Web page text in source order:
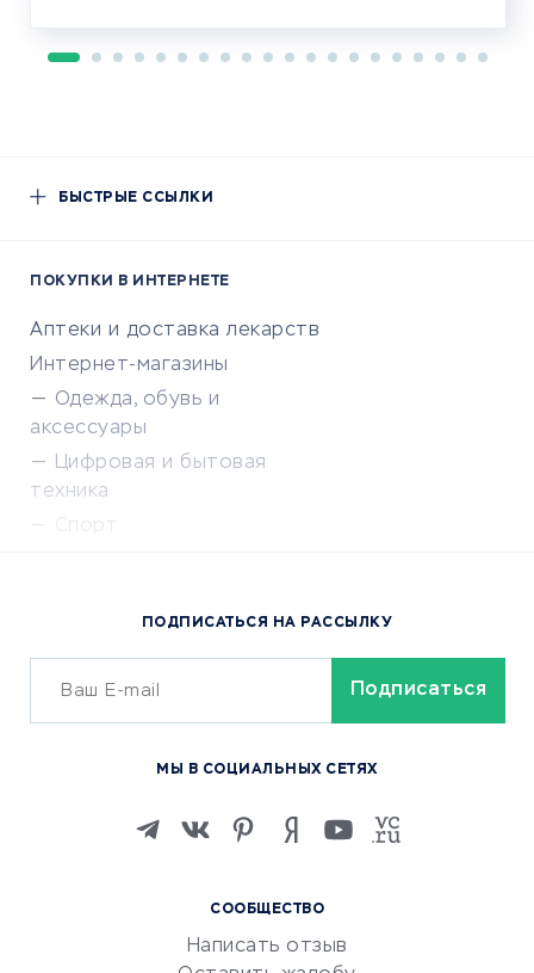
БЫСТРЫЕ ССЫЛКИ
ПОКУПКИ В ИНТЕРНЕТЕ
Аптеки и доставка лекарств
Интернет-магазины
Одежда, обувь и
аксессуары
Цифровая и бытовая
техника
Спорт
Сервисы доставки
ОБУЧЕНИЕ И РАБОТА
Изучение иностранных
Маркетинг и продажи
Репетиторство
СООБЩЕСТВО
Написать отзыв
ПОДПИСАТЬСЯ НА РАССЫЛКУ
МЫ В СОЦИАЛЬНЫХ СЕТЯХ